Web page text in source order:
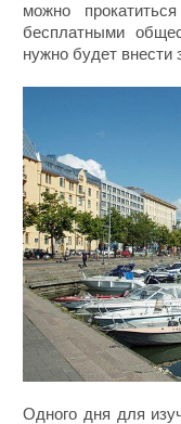
можно
бесплатными
нужно будет внести
Одного дня для